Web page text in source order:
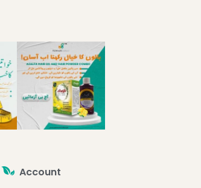
Account